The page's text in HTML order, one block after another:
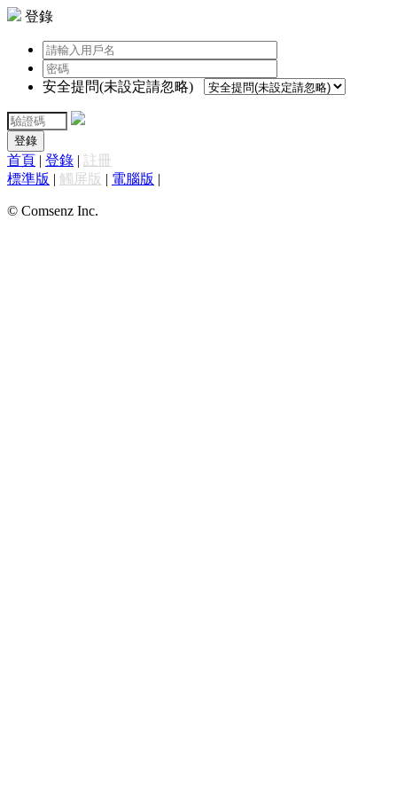
登錄
安全提問(未設定請忽略)
登錄
首頁 | 登錄 | 註冊
標準版 | 觸屏版 | 電腦版 |
© Comsenz Inc.